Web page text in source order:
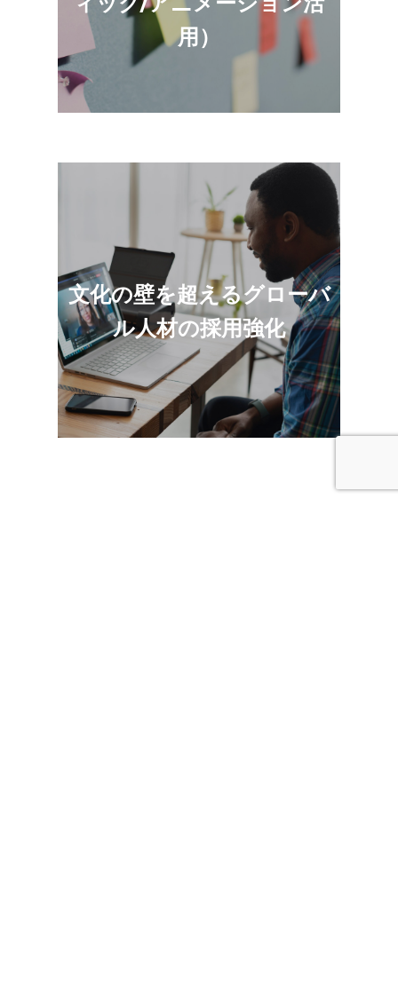
用）
解ができるようになります。
文化の壁を超えるグローバ
ル人材の採用強化
単なる説明にとどまらず、ブランドイメージや
企業姿勢を伝える海外向けPR動画は、文化の壁
を超えるグローバル人材の採用を強化します。
PR視点×クリエイティブ表現による映像設計を
行い、海外の優秀な人材へもアプローチ可能で
す。